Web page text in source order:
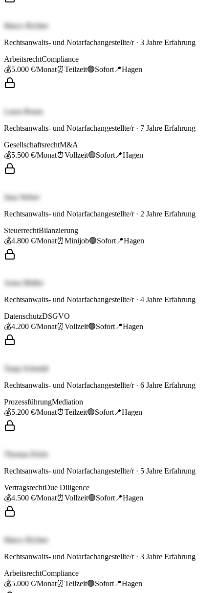
Marco Richter
Rechtsanwalts- und Notarfachangestellte/r· 3 Jahre Erfahrung
ArbeitsrechtCompliance
💰5.000 €/Monat⏰Teilzeit🟢Sofort 📍Hagen
Laura Braun
Rechtsanwalts- und Notarfachangestellte/r· 7 Jahre Erfahrung
GesellschaftsrechtM&A
💰5.500 €/Monat⏰Vollzeit🟢Sofort 📍Hagen
Jana Weber
Rechtsanwalts- und Notarfachangestellte/r· 2 Jahre Erfahrung
SteuerrechtBilanzierung
💰4.800 €/Monat⏰Minijob🟢Sofort 📍Hagen
Anna Müller
Rechtsanwalts- und Notarfachangestellte/r· 4 Jahre Erfahrung
DatenschutzDSGVO
💰4.200 €/Monat⏰Vollzeit🟢Sofort 📍Hagen
Tanja Schmidt
Rechtsanwalts- und Notarfachangestellte/r· 6 Jahre Erfahrung
ProzessführungMediation
💰5.200 €/Monat⏰Teilzeit🟢Sofort 📍Hagen
Thomas Klein
Rechtsanwalts- und Notarfachangestellte/r· 5 Jahre Erfahrung
VertragsrechtDue Diligence
💰4.500 €/Monat⏰Vollzeit🟢Sofort 📍Hagen
Marco Richter
Rechtsanwalts- und Notarfachangestellte/r· 3 Jahre Erfahrung
ArbeitsrechtCompliance
💰5.000 €/Monat⏰Teilzeit🟢Sofort 📍Hagen